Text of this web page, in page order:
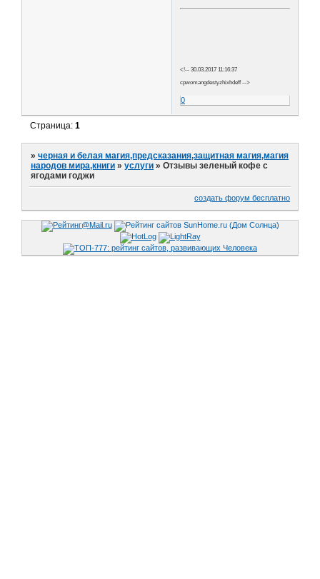
<!-- 30.03.2017 11:16:37
cpwomangdestyzhixhdeff -->
0
Страница:1
»черная и белая магия,предсказания,защитная магия,магия
народов мира,книги »услуги »Отзывы зеленый кофе с
ягодами годжи
создать форум бесплатно